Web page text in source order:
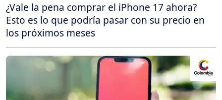
¿Vale la pena comprar el iPhone 17 ahora?
Esto es lo que podría pasar con su precio en
los próximos meses